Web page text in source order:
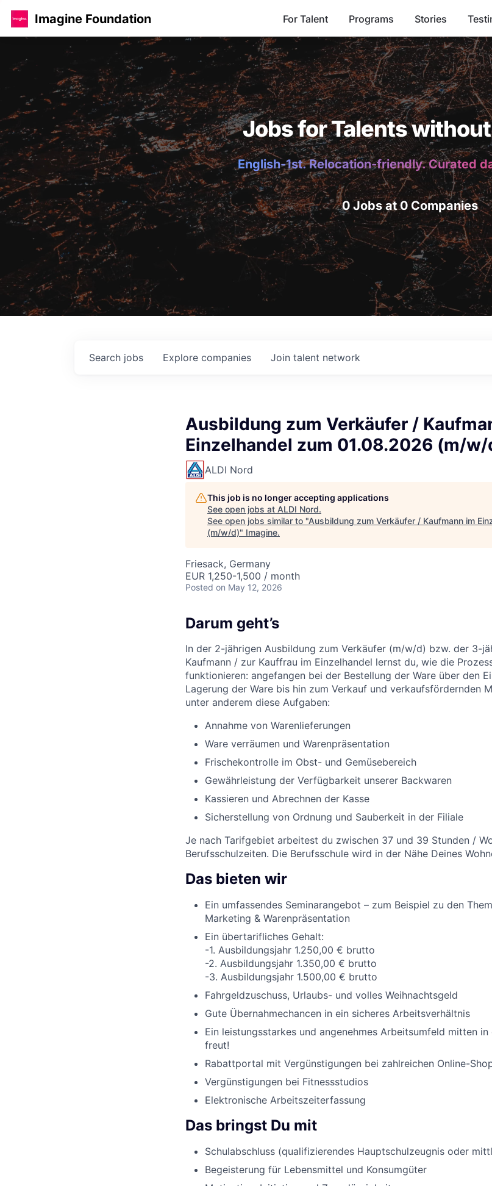
Imagine Foundation For Talent Programs Stories
Jobs for Talents
English-1st. Relocation-friendly. Curated
0 Jobs at 0 Companies
Search jobs Explore companies Join talent network
Ausbildung zum Verkäufer /
Einzelhandel zum 01.08.2026 (m/w/
ALDI Nord
This job is no longer accepting applications
See open jobs at ALDI Nord.
See open jobs similar to "Ausbildung zum Verkäufer / Kaufmann im
(m/w/d)" Imagine.
Friesack, Germany
EUR 1,250-1,500 / month
Posted on May 12, 2026
Darum geht’s
In der 2-jährigen Ausbildung zum Verkäufer (m/w/d) bzw. der 3-
Kaufmann / zur Kauffrau im Einzelhandel lernst du, wie die
funktionieren: angefangen bei der Bestellung der Ware über den
Lagerung der Ware bis hin zum Verkauf und verkaufsfördernden
unter anderem diese Aufgaben:
Annahme von Warenlieferungen
Ware verräumen und Warenpräsentation
Frischekontrolle im Obst- und Gemüsebereich
Gewährleistung der Verfügbarkeit unserer Backwaren
Kassieren und Abrechnen der Kasse
Sicherstellung von Ordnung und Sauberkeit in der Filiale
Je nach Tarifgebiet arbeitest du zwischen 37 und 39 Stunden /
Berufsschulzeiten. Die Berufsschule wird in der Nähe Deines
Das bieten wir
Ein umfassendes Seminarangebot – zum Beispiel zu den
Marketing & Warenpräsentation
Ein übertarifliches Gehalt:
-1. Ausbildungsjahr 1.250,00 € brutto
-2. Ausbildungsjahr 1.350,00 € brutto
-3. Ausbildungsjahr 1.500,00 € brutto
Fahrgeldzuschuss, Urlaubs- und volles Weihnachtsgeld
Gute Übernahmechancen in ein sicheres Arbeitsverhältnis
Ein leistungsstarkes und angenehmes Arbeitsumfeld mitten
freut!
Rabattportal mit Vergünstigungen bei zahlreichen Online-
Vergünstigungen bei Fitnessstudios
Elektronische Arbeitszeiterfassung
Das bringst Du mit
Schulabschluss (qualifizierendes Hauptschulzeugnis oder
Begeisterung für Lebensmittel und Konsumgüter